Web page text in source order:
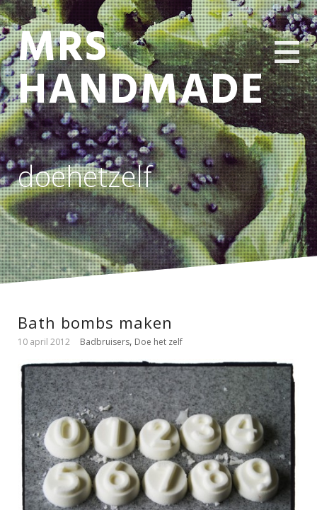
MRS
HANDMADE
doehetzelf
Bath bombs maken
10 april 2012 Badbruisers, Doe het zelf